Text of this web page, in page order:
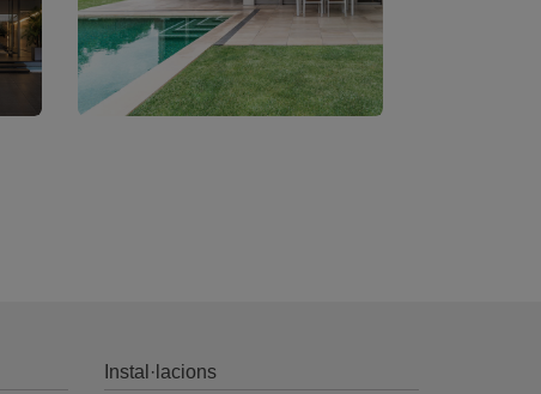
Instal·lacions